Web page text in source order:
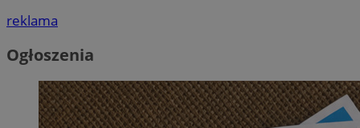
reklama
Ogłoszenia